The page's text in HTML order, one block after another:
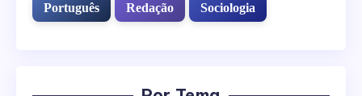
Português
Redação Sociologia